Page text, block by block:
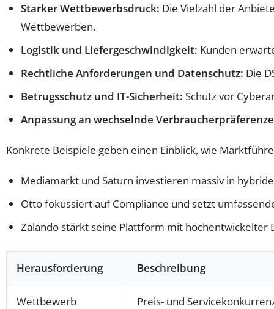
Starker Wettbewerbsdruck: Die Vielzahl der
Wettbewerben.
Logistik und Liefergeschwindigkeit: Kunden
Rechtliche Anforderungen und Datenschutz: Die
Betrugsschutz und IT-Sicherheit: Schutz vor
Anpassung an wechselnde
Konkrete Beispiele geben einen Einblick, wie
Mediamarkt und Saturn investieren massiv in
Otto fokussiert auf Compliance und setzt
Zalando stärkt seine Plattform mit hochentwickelter
Herausforderung Beschreibung
Wettbewerb Preis- und